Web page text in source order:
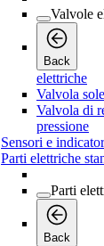
Valvole
Back
elettriche
Valvola
Valvola di
pressione
Sensori e
Parti elettriche
Parti
Back